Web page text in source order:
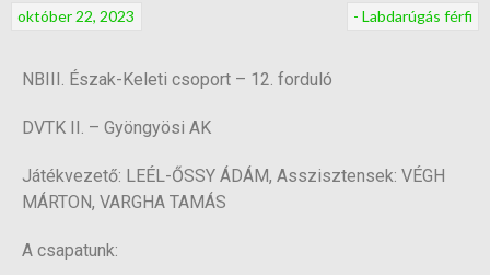
- Labdarúgás férfi
október 22, 2023
NBIII. Észak-Keleti csoport – 12. forduló
DVTK II. – Gyöngyösi AK
Játékvezető: LEÉL-ŐSSY ÁDÁM, Asszisztensek: VÉGH
MÁRTON, VARGHA TAMÁS
A csapatunk: